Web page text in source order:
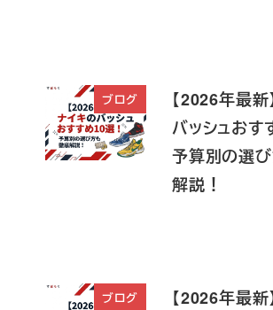
ブログ
【2026年最新
バッシュおす
予算別の選
解説！
ブログ
【2026年最